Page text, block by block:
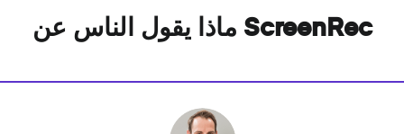
ماذا يقول الناس عن ScreenRec